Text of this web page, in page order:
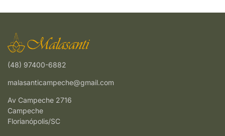
(48) 97400-6882
malasanticampeche@gmail.com
Av Campeche 2716
Campeche
Florianópolis/SC